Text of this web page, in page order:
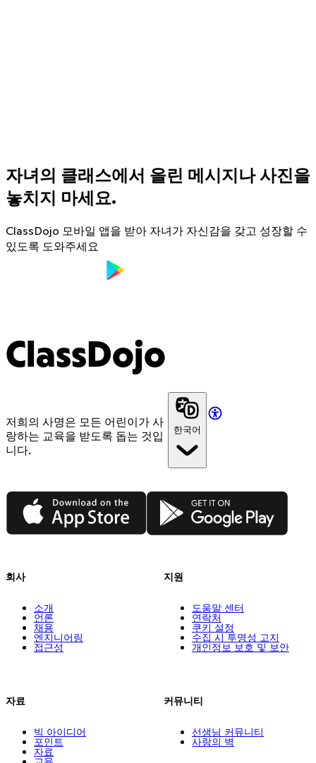
자녀의 클래스에서 올린 메시지나 사진을
놓치지 마세요.
ClassDojo 모바일 앱을 받아 자녀가 자신감을 갖고 성장할 수
있도록 도와주세요
ClassDojo
저희의 사명은 모든 어린이가 사
랑하는 교육을 받도록 돕는 것입
니다.
한국어
App Store Google Play
회사
소개
언론
채용
엔지니어링
접근성
자료
빅 아이디어
포인트
자료
지원
도움말 센터
연락처
쿠키 설정
수집 시 투명성 고지
개인정보 보호 및 보안
커뮤니티
선생님 커뮤니티
사랑의 벽